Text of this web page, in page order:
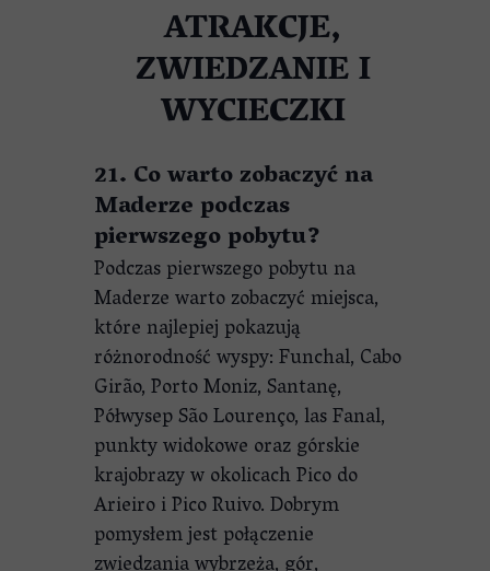
ATRAKCJE,
ZWIEDZANIE I
WYCIECZKI
21. Co warto zobaczyć na
Maderze podczas
pierwszego pobytu?
Podczas pierwszego pobytu na
Maderze warto zobaczyć miejsca,
które najlepiej pokazują
różnorodność wyspy: Funchal, Cabo
Girão, Porto Moniz, Santanę,
Półwysep São Lourenço, las Fanal,
punkty widokowe oraz górskie
krajobrazy w okolicach Pico do
Arieiro i Pico Ruivo. Dobrym
pomysłem jest połączenie